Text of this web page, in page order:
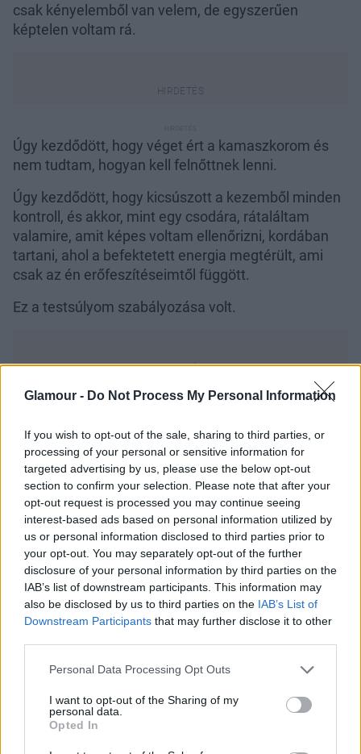
Glamour - Do Not Process My Personal Information
If you wish to opt-out of the sale, sharing to third parties, or
processing of your personal or sensitive information for
targeted advertising by us, please use the below opt-out
section to confirm your selection. Please note that after your
opt-out request is processed you may continue seeing
interest-based ads based on personal information utilized by
us or personal information disclosed to third parties prior to
your opt-out. You may separately opt-out of the further
disclosure of your personal information by third parties on the
IAB’s list of downstream participants. This information may
also be disclosed by us to third parties on the IAB’s List of
Downstream Participants that may further disclose it to other
Please note that this website/app uses one or more Google
not limited to your visit or usage behaviour. You may click to
grant or deny consent to Google and its third-party tags to
use your data for below specified purposes in below Google
consent section.
Personal Data Processing Opt Outs
I want to opt-out of the Sharing of my
personal data.
Opted In
csak kényelemből van velem, de egyszerűen
képtelen voltam rá.
Úgy kezdődött, hogy véget ért a kamaszkorom és
nem tudtam, hogyan kell felnőttnek lenni.
Úgy kezdődött, hogy kicsúszott a kezemből minden
kontroll, és akkor, mint egy csodára, rátaláltam
valamire, amit képes voltam ellenőrizni, kordában
tartani, ahol a befektetett energia megtérült, ami
csak az én erőfeszítéseimtől függött.
Ez a testsúlyom szabályozása volt.
ember. Hosszú út vezet az utolsó gyorséttermi
menütől a patikamérlegen kimért 3 szelet szalámiig
és a napi két óra edzésig. Szerencsés vagyok, mert
kilenc hónap alatt magamtól kigyógyultam a
betegségből. Ez nagyon ritka, senkinek sem
ajánlom, hogy ebben bízzon akár saját magáról, akár
szeretteiről van szó. De hát akkor én még azt sem
tudtam, hogy van neve annak az állapotnak, amiben
vagyok, sem azt, hogy bárkihez fordulhatnék
segítségért. Pedig utólag visszanézve voltak
előjelek, volt több olyan pont, ahol megállítható lett
volna a folyamat, és ahol még én is aktívan részt
vettem volna a változásban. Aztán eljött az az idő is,
amikor már hat lóval sem lehetett volna elvonszolni
pszichológushoz, amikor úgy éreztem, ha még a
testsúlyom feletti kontroll élvezetét is elveszik